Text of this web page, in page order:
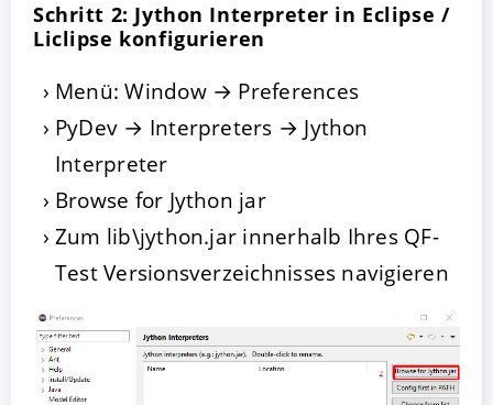
Schritt 2: Jython Interpreter in Eclipse /
Liclipse konfigurieren
Menü: Window → Preferences
PyDev → Interpreters → Jython
Interpreter
Browse for Jython jar
Zum lib\jython.jar innerhalb Ihres QF-
Test Versionsverzeichnisses navigieren